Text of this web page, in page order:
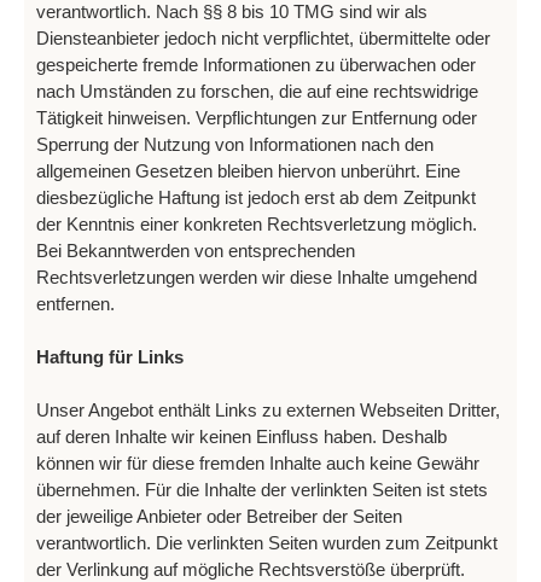
verantwortlich. Nach §§ 8 bis 10 TMG sind wir als
Diensteanbieter jedoch nicht verpflichtet, übermittelte oder
gespeicherte fremde Informationen zu überwachen oder
nach Umständen zu forschen, die auf eine rechtswidrige
Tätigkeit hinweisen. Verpflichtungen zur Entfernung oder
Sperrung der Nutzung von Informationen nach den
allgemeinen Gesetzen bleiben hiervon unberührt. Eine
diesbezügliche Haftung ist jedoch erst ab dem Zeitpunkt
der Kenntnis einer konkreten Rechtsverletzung möglich.
Bei Bekanntwerden von entsprechenden
Rechtsverletzungen werden wir diese Inhalte umgehend
entfernen.
Haftung für Links
Unser Angebot enthält Links zu externen Webseiten Dritter,
auf deren Inhalte wir keinen Einfluss haben. Deshalb
können wir für diese fremden Inhalte auch keine Gewähr
übernehmen. Für die Inhalte der verlinkten Seiten ist stets
der jeweilige Anbieter oder Betreiber der Seiten
verantwortlich. Die verlinkten Seiten wurden zum Zeitpunkt
der Verlinkung auf mögliche Rechtsverstöße überprüft.